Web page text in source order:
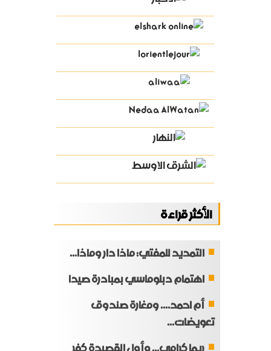
الأكثر قراءة
التمديد للمفتي: ماذا دار وماذا...
اهتمام دبلوماسي بمبادرة صيدا
أم احمد.... ومغارة صندوق
تعويضات...
ريما كرامي... وأول القصيدة كفر